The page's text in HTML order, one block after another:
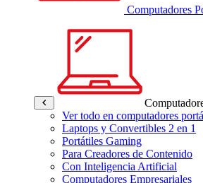
Computadores
Ver todo en computadores
Laptops y Convertibles 2 en 1
Portátiles Gaming
Para Creadores de Contenido
Con Inteligencia Artificial
Computadores Empresariales